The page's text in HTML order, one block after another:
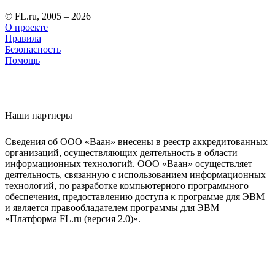
© FL.ru, 2005 – 2026
О проекте
Правила
Безопасность
Помощь
Наши партнеры
Сведения об ООО «Ваан» внесены в реестр аккредитованных
организаций, осуществляющих деятельность в области
информационных технологий. ООО «Ваан» осуществляет
деятельность, связанную с использованием информационных
технологий, по разработке компьютерного программного
обеспечения, предоставлению доступа к программе для ЭВМ
и является правообладателем программы для ЭВМ
«Платформа FL.ru (версия 2.0)».